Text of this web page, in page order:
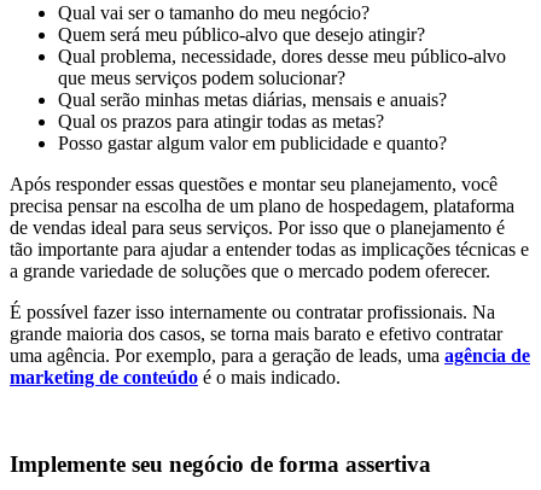
Qual vai ser o tamanho do meu negócio?
Quem será meu público-alvo que desejo atingir?
Qual problema, necessidade, dores desse meu público-alvo
que meus serviços podem solucionar?
Qual serão minhas metas diárias, mensais e anuais?
Qual os prazos para atingir todas as metas?
Posso gastar algum valor em publicidade e quanto?
Após responder essas questões e montar seu planejamento, você
precisa pensar na escolha de um plano de hospedagem, plataforma
de vendas ideal para seus serviços. Por isso que o planejamento é
tão importante para ajudar a entender todas as implicações técnicas e
a grande variedade de soluções que o mercado podem oferecer.
É possível fazer isso internamente ou contratar profissionais. Na
grande maioria dos casos, se torna mais barato e efetivo contratar
uma agência. Por exemplo, para a geração de leads, uma agência de
marketing de conteúdo é o mais indicado.
Implemente seu negócio de forma assertiva